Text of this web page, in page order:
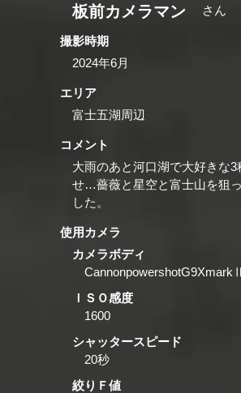
板前カメラマン さん
撮影時期
2024年6月
エリア
富士五湖周辺
コメント
大雨のあと河口湖で大好きな3
せ…薔薇と星空と富士山を狙
した。
使用カメラ
カメラボディ
CannonpowershotG9XmarkⅡ
ＩＳＯ感度
1600
シャッタースピード
20秒
絞りＦ値